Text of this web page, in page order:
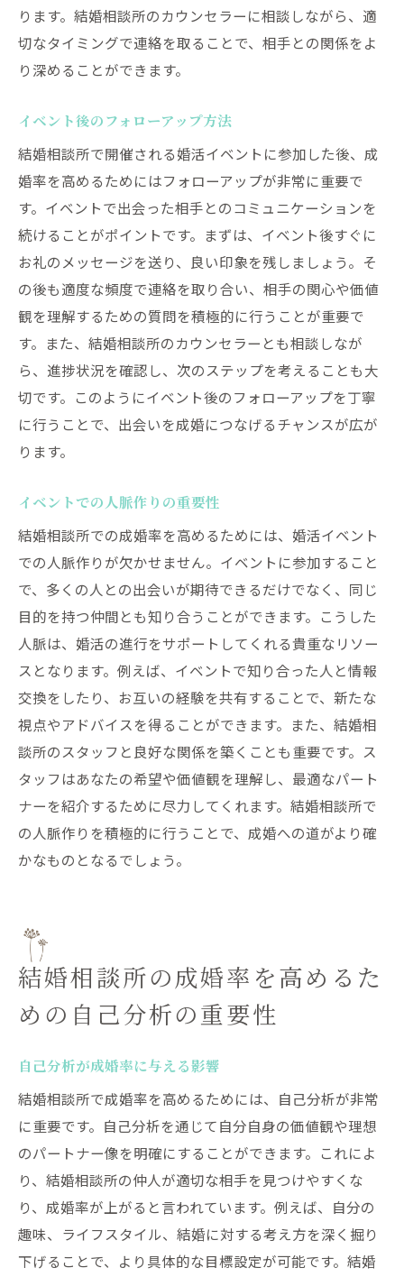
ります。結婚相談所のカウンセラーに相談しながら、適
切なタイミングで連絡を取ることで、相手との関係をよ
り深めることができます。
イベント後のフォローアップ方法
結婚相談所で開催される婚活イベントに参加した後、成
婚率を高めるためにはフォローアップが非常に重要で
す。イベントで出会った相手とのコミュニケーションを
続けることがポイントです。まずは、イベント後すぐに
お礼のメッセージを送り、良い印象を残しましょう。そ
の後も適度な頻度で連絡を取り合い、相手の関心や価値
観を理解するための質問を積極的に行うことが重要で
す。また、結婚相談所のカウンセラーとも相談しなが
ら、進捗状況を確認し、次のステップを考えることも大
切です。このようにイベント後のフォローアップを丁寧
に行うことで、出会いを成婚につなげるチャンスが広が
ります。
イベントでの人脈作りの重要性
結婚相談所での成婚率を高めるためには、婚活イベント
での人脈作りが欠かせません。イベントに参加すること
で、多くの人との出会いが期待できるだけでなく、同じ
目的を持つ仲間とも知り合うことができます。こうした
人脈は、婚活の進行をサポートしてくれる貴重なリソー
スとなります。例えば、イベントで知り合った人と情報
交換をしたり、お互いの経験を共有することで、新たな
視点やアドバイスを得ることができます。また、結婚相
談所のスタッフと良好な関係を築くことも重要です。ス
タッフはあなたの希望や価値観を理解し、最適なパート
ナーを紹介するために尽力してくれます。結婚相談所で
の人脈作りを積極的に行うことで、成婚への道がより確
かなものとなるでしょう。
結婚相談所の成婚率を高めるた
めの自己分析の重要性
自己分析が成婚率に与える影響
結婚相談所で成婚率を高めるためには、自己分析が非常
に重要です。自己分析を通じて自分自身の価値観や理想
のパートナー像を明確にすることができます。これによ
り、結婚相談所の仲人が適切な相手を見つけやすくな
り、成婚率が上がると言われています。例えば、自分の
趣味、ライフスタイル、結婚に対する考え方を深く掘り
下げることで、より具体的な目標設定が可能です。結婚